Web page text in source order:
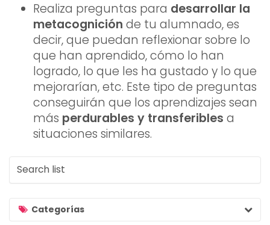
Realiza preguntas para desarrollar la
metacognición de tu alumnado, es
decir, que puedan reflexionar sobre lo
que han aprendido, cómo lo han
logrado, lo que les ha gustado y lo que
mejorarían, etc. Este tipo de preguntas
conseguirán que los aprendizajes sean
más perdurables y transferibles a
situaciones similares.
Categorías